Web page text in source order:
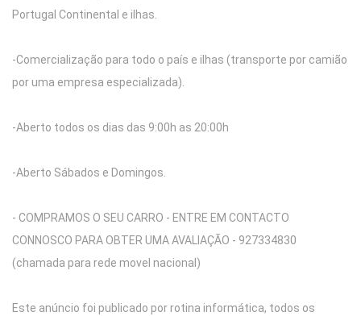
Portugal Continental e ilhas.
-Comercialização para todo o país e ilhas (transporte por camião
por uma empresa especializada).
-Aberto todos os dias das 9:00h as 20:00h
-Aberto Sábados e Domingos.
- COMPRAMOS O SEU CARRO - ENTRE EM CONTACTO
CONNOSCO PARA OBTER UMA AVALIAÇÃO - 927334830
(chamada para rede movel nacional)
Este anúncio foi publicado por rotina informática, todos os